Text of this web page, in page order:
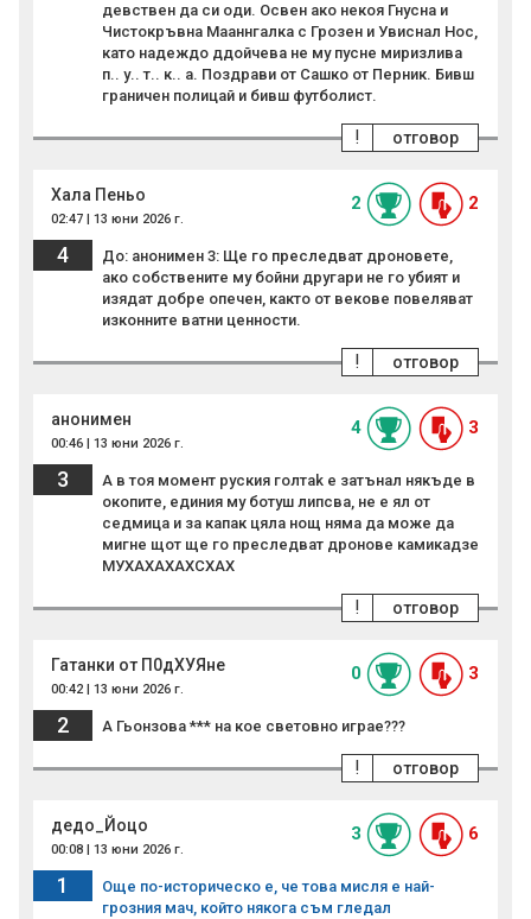
девствен да си оди. Освен ако некоя Гнусна и
Чистокръвна Мааннгалка с Грозен и Увиснал Нос,
като надеждо ддойчева не му пусне миризлива
п.. у.. т.. к.. а. Поздрави от Сашко от Перник. Бивш
граничен полицай и бивш футболист.
отговор
!
Хала Пеньо
02:47 | 13 юни 2026 г.
2 2
4
До: анонимен 3: Ще го преследват дроновете,
ако собствените му бойни другари не го убият и
изядат добре опечен, както от векове повеляват
изконните ватни ценности.
отговор
!
анонимен
00:46 | 13 юни 2026 г.
4 3
3
А в тоя момент руския гoлтak е затънал някъде в
окопите, единия му ботуш липсва, не е ял от
седмица и за капак цяла нощ няма да може да
мигне щот ще го преследват дронове камикадзе
МУХАХАХАХСХАХ
отговор
!
Гатанки от П0дХУЯне
00:42 | 13 юни 2026 г.
0 3
2 А Гьонзова *** на кое световно играе???
отговор
!
дедо_Йоцо
00:08 | 13 юни 2026 г.
3 6
1
Още по-историческо е, че това мисля е най-
грозния мач, който някога съм гледал